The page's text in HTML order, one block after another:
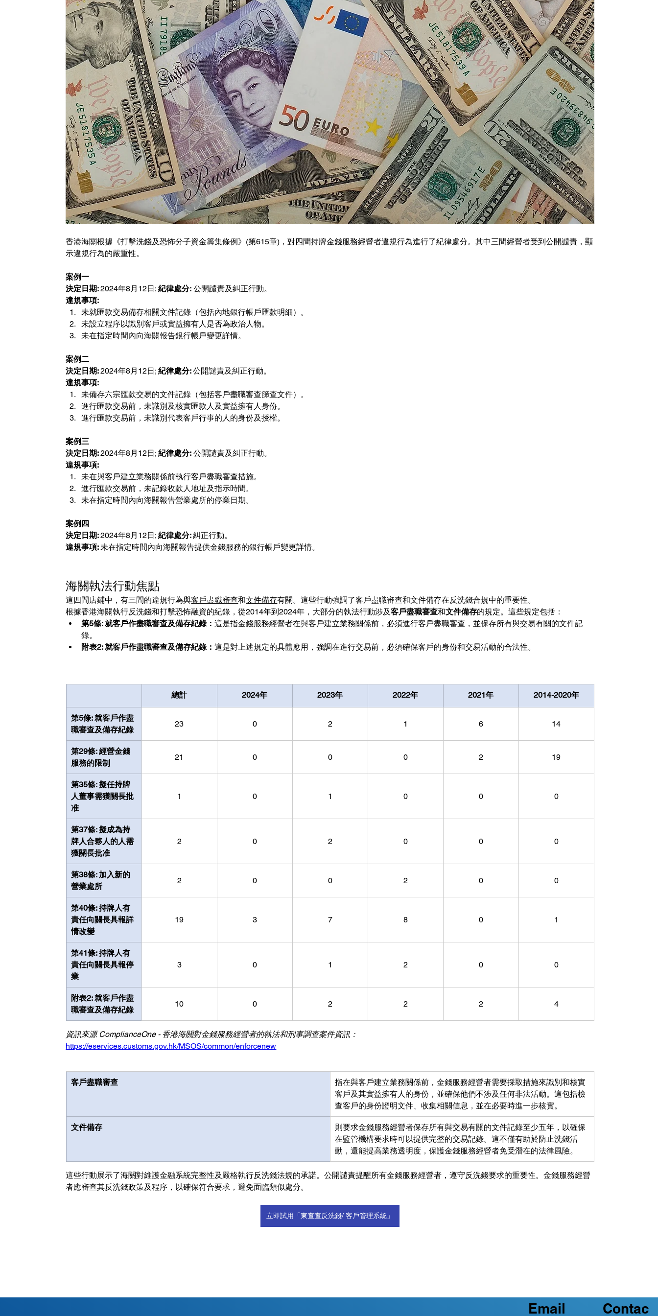
香港海關根據《打擊洗錢及恐怖分子資金籌集條例》(第615章)，對四間持牌金錢服務經營者違規行為進行了紀律處分。其中三間經營者受到公開譴責，顯
示違規行為的嚴重性。
案例一
決定日期: 2024年8月12日; 紀律處分: 公開譴責及糾正行動。
違規事項:
未就匯款交易備存相關文件記錄（包括內地銀行帳戶匯款明細）。
未設立程序以識別客戶或實益擁有人是否為政治人物。
未在指定時間內向海關報告銀行帳戶變更詳情。
案例二
決定日期: 2024年8月12日; 紀律處分: 公開譴責及糾正行動。
違規事項:
未備存六宗匯款交易的文件記錄（包括客戶盡職審查篩查文件）。
進行匯款交易前，未識別及核實匯款人及實益擁有人身份。
進行匯款交易前，未識別代表客戶行事的人的身份及授權。
案例三
決定日期: 2024年8月12日; 紀律處分: 公開譴責及糾正行動。
違規事項:
未在與客戶建立業務關係前執行客戶盡職審查措施。
進行匯款交易前，未記錄收款人地址及指示時間。
未在指定時間內向海關報告營業處所的停業日期。
案例四
決定日期: 2024年8月12日; 紀律處分: 糾正行動。
違規事項: 未在指定時間內向海關報告提供金錢服務的銀行帳戶變更詳情。
海關執法行動焦點
這四間店鋪中，有三間的違規行為與客戶盡職審查和文件備存有關。這些行動強調了客戶盡職審查和文件備存在反洗錢合規中的重要性。
根據香港海關執行反洗錢和打擊恐怖融資的紀錄，從2014年到2024年，大部分的執法行動涉及客戶盡職審查和文件備存的規定。這些規定包括：
第5條: 就客戶作盡職審查及備存紀錄：這是指金錢服務經營者在與客戶建立業務關係前，必須進行客戶盡職審查，並保存所有與交易有關的文件記
錄。
附表2: 就客戶作盡職審查及備存紀錄：這是對上述規定的具體應用，強調在進行交易前，必須確保客戶的身份和交易活動的合法性。
總計 2024年 2023年 2022年 2021年 2014-2020年
第5條: 就客戶作盡
職審查及備存紀錄
23 0 2 1 6 14
第29條: 經營金錢
服務的限制
21 0 0 0 2 19
第35條: 擬任持牌
人董事需獲關長批
准
1 0 1 0 0 0
第37條: 擬成為持
牌人合夥人的人需
獲關長批准
2 0 2 0 0 0
第38條: 加入新的
營業處所
2 0 0 2 0 0
第40條: 持牌人有
責任向關長具報詳
情改變
19 3 7 8 0 1
第41條: 持牌人有
責任向關長具報停
業
3 0 1 2 0 0
附表2: 就客戶作盡
職審查及備存紀錄
10 0 2 2 2 4
資訊來源 ComplianceOne - 香港海關對金錢服務經營者的執法和刑事調查案件資訊：
https://eservices.customs.gov.hk/MSOS/common/enforcenew
客戶盡職審查
指在與客戶建立業務關係前，金錢服務經營者需要採取措施來識別和核實
客戶及其實益擁有人的身份，並確保他們不涉及任何非法活動。這包括檢
查客戶的身份證明文件、收集相關信息，並在必要時進一步核實。
文件備存
則要求金錢服務經營者保存所有與交易有關的文件記錄至少五年，以確保
在監管機構要求時可以提供完整的交易記錄。這不僅有助於防止洗錢活
動，還能提高業務透明度，保護金錢服務經營者免受潛在的法律風險。
這些行動展示了海關對維護金融系統完整性及嚴格執行反洗錢法規的承諾。公開譴責提醒所有金錢服務經營者，遵守反洗錢要求的重要性。金錢服務經營
者應審查其反洗錢政策及程序，以確保符合要求，避免面臨類似處分。
立即試用「東查查反洗錢/ 客戶管理系統」
Email Contac